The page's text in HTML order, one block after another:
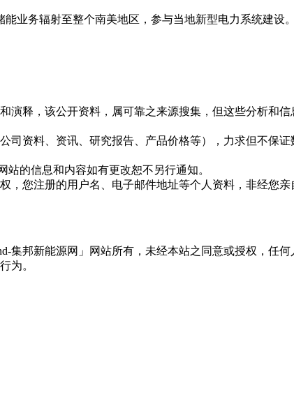
业务辐射至整个南美地区，参与当地新型电力系统建设。
演释，该公开资料，属可靠之来源搜集，但这些分析和
司资料、资讯、研究报告、产品价格等），力求但不保
的信息和内容如有更改恕不另行通知。
，您注册的用户名、电子邮件地址等个人资料，非经您
集邦新能源网」网站所有，未经本站之同意或授权，任
为。